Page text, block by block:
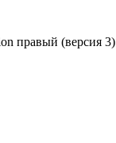
правый (версия 3)